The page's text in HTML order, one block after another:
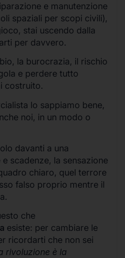
e manutenzione
spaziali per scopi civili),
stai uscendo dalla
per davvero.
la burocrazia, il rischio
e perdere tutto
costruito.
lo sappiamo bene,
noi, in un modo o
davanti a una
scadenze, la sensazione
chiaro, quel terrore
falso proprio mentre il
che
esiste: per cambiare le
ricordarti che non sei
rivoluzione è la